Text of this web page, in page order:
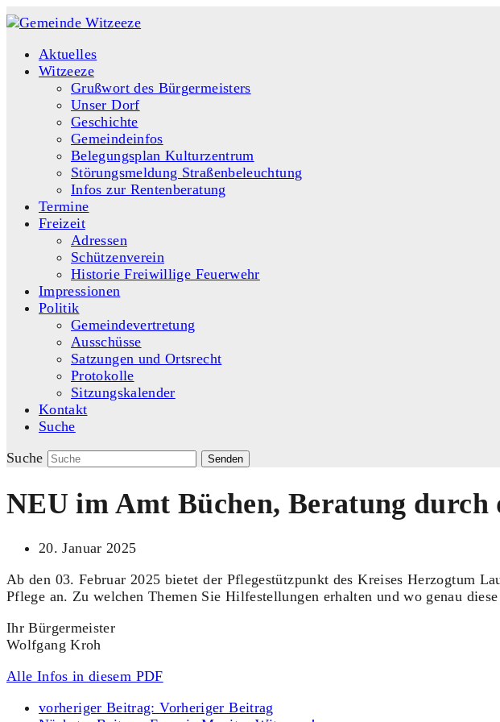
Aktuelles
Witzeeze
Grußwort des Bürgermeisters
Unser Dorf
Geschichte
Gemeindeinfos
Belegungsplan Kulturzentrum
Störungsmeldung Straßenbeleuchtung
Infos zur Rentenberatung
Termine
Freizeit
Adressen
Schützenverein
Historie Freiwillige Feuerwehr
Impressionen
Politik
Gemeindevertretung
Ausschüsse
Satzungen und Ortsrecht
Protokolle
Sitzungskalender
Kontakt
Suche
Suche
Senden
NEU im Amt Büchen, Beratung durch
20. Januar 2025
Ab den 03. Februar 2025 bietet der Pflegestützpunkt des Kreises Herzogtum
Pflege an. Zu welchen Themen Sie Hilfestellungen erhalten und wo genau
Ihr Bürgermeister
Wolfgang Kroh
Alle Infos in diesem PDF
vorheriger Beitrag:Vorheriger Beitrag